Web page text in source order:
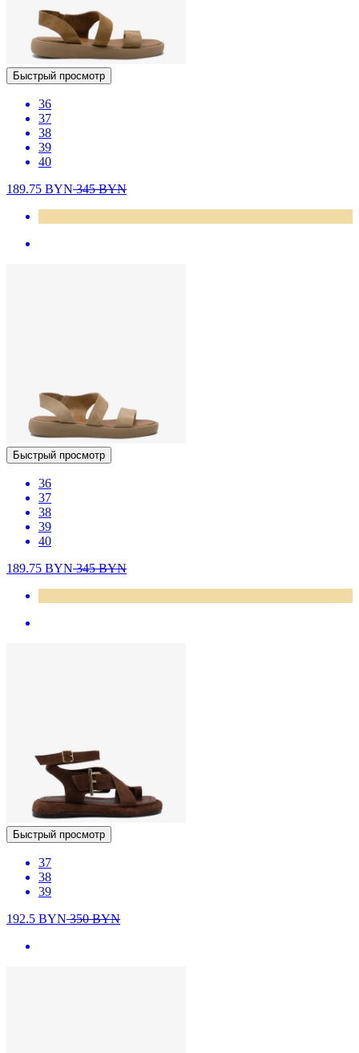
Быстрый просмотр
36
37
38
39
40
189.75 BYN345BYN
Быстрый просмотр
36
37
38
39
40
189.75 BYN345BYN
Быстрый просмотр
37
38
39
192.5 BYN350BYN